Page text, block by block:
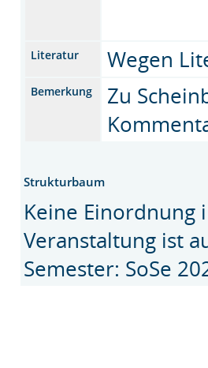
Literatur Wegen
Bemerkung
Zu
Strukturbaum
Keine Einordnung
Veranstaltung ist
Semester: SoSe